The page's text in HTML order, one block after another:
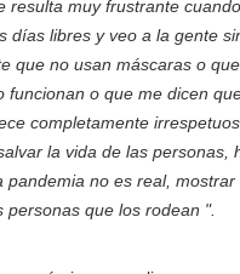
resulta muy frustrante
días libres y veo a la gente
que no usan máscaras o
funcionan o que me dicen
completamente
la vida de las personas,
pandemia no es real,
personas que los rodean ".